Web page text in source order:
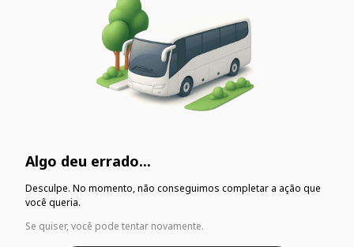
Algo deu errado...
Desculpe. No momento, não conseguimos completar a ação que
você queria.
Se quiser, você pode tentar novamente.